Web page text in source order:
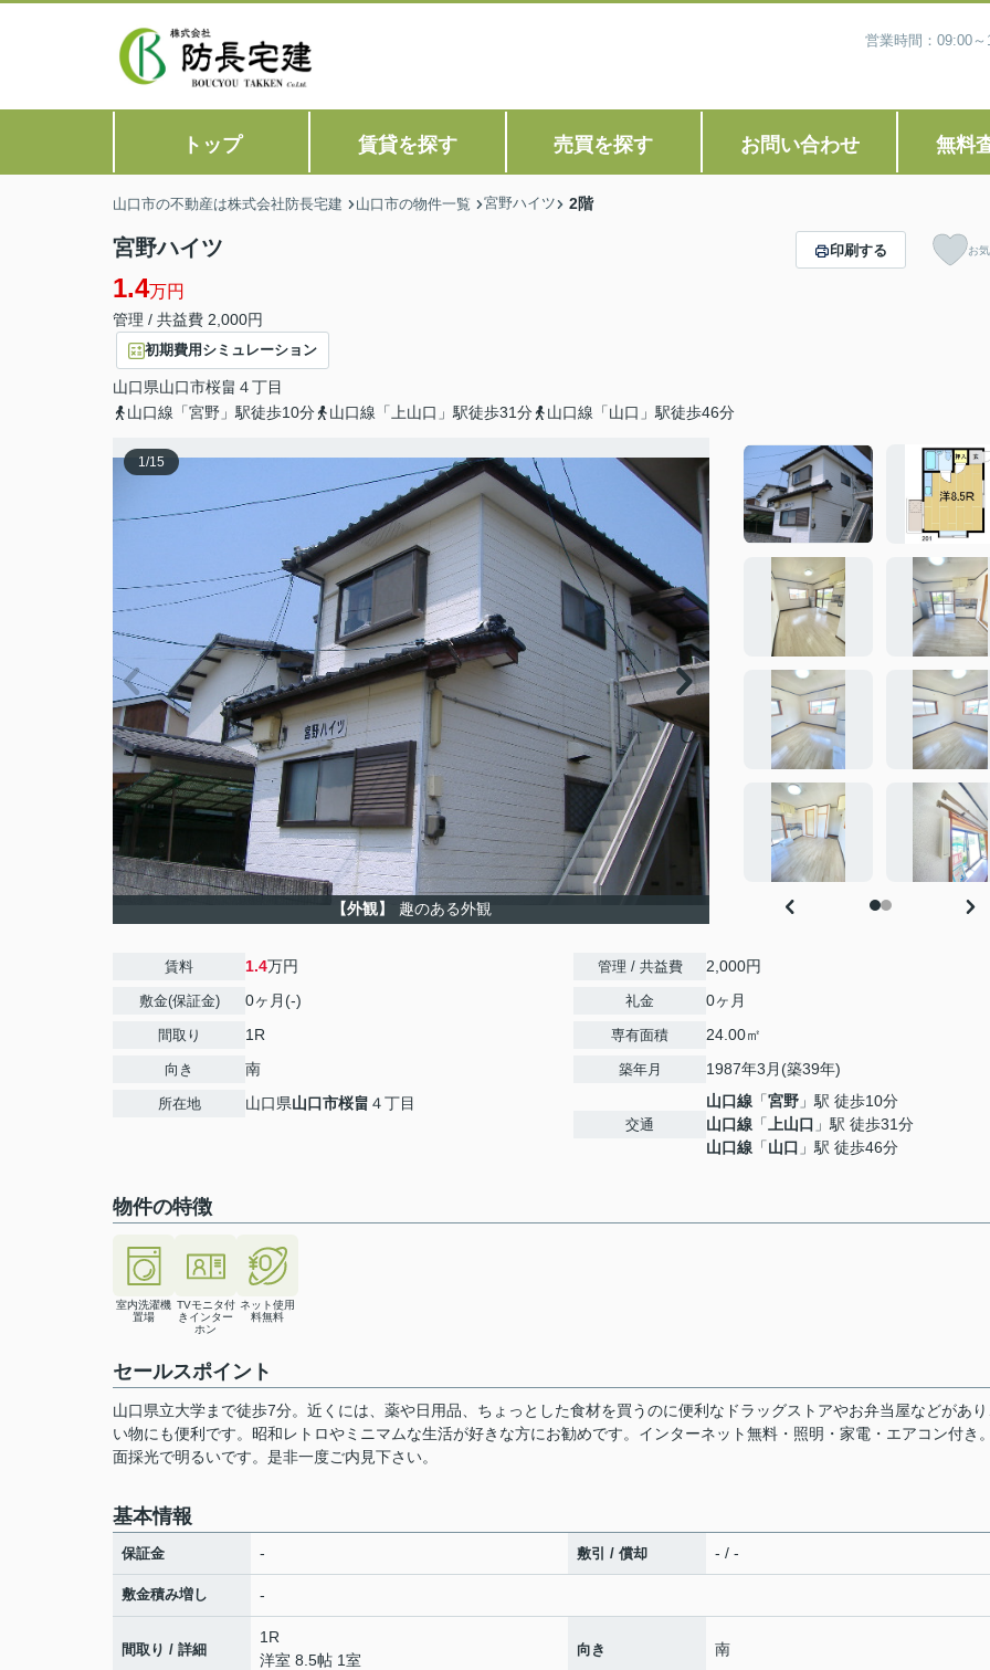
営業時間：09:00
トップ 賃貸を探す 売買を探す お問い合わせ 無料
山口市の不動産は株式会社防長宅建 山口市の物件一覧 宮野ハイツ 2階
宮野ハイツ
1.4万円
管理 / 共益費 2,000円
初期費用シミュレーション
山口県山口市桜畠 ４丁目
山口線「宮野」駅徒歩10分
山口線「上山口」駅徒歩31分 山口線「山口」駅徒歩46分
印刷する お
1/15
【外観】 趣のある外観
賃料 1.4万円
敷金(保証金) 0ヶ月(-)
間取り 1R
向き 南
所在地 山口県山口市桜畠 ４丁目
管理 / 共益費 2,000円
礼金 0ヶ月
専有面積 24.00㎡
築年月 1987年3月(築39年)
交通
山口線 「宮野 」駅 徒歩10分
山口線 「 上山口 」駅 徒歩31分
山口線 「山口 」駅 徒歩46分
物件の特徴
室内洗濯機
置場
TVモニタ付
きインター
ホン
ネット使用
料無料
セールスポイント
山口県立大学まで徒歩7分。近くには、薬や日用品、ちょっとした食材を買うのに便利なドラッグストアやお弁当屋などがあ
い物にも便利です。昭和レトロやミニマムな生活が好きな方にお勧めです。インターネット無料・照明・家電・エアコン付き
面採光で明るいです。是非一度ご内見下さい。
基本情報
保証金 - 敷引 / 償却 - / -
敷金積み増し -
間取り / 詳細
1R
洋室 8.5帖 1室
向き 南